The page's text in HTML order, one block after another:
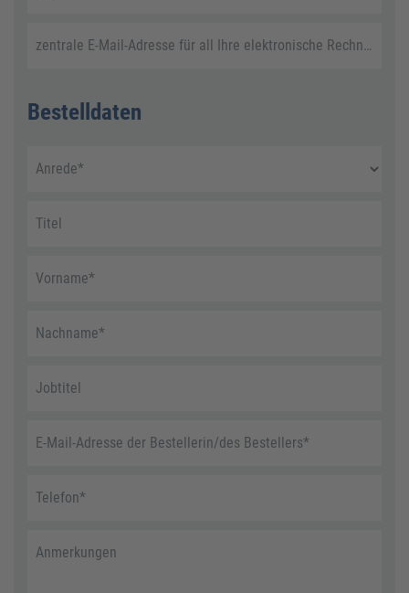
zentrale E-Mail-Adresse für all Ihre elektronische Rechnungen
Bestelldaten
Anrede*
Titel
Vorname*
Nachname*
Jobtitel
E-Mail-Adresse der Bestellerin/des Bestellers*
Telefon*
Anmerkungen